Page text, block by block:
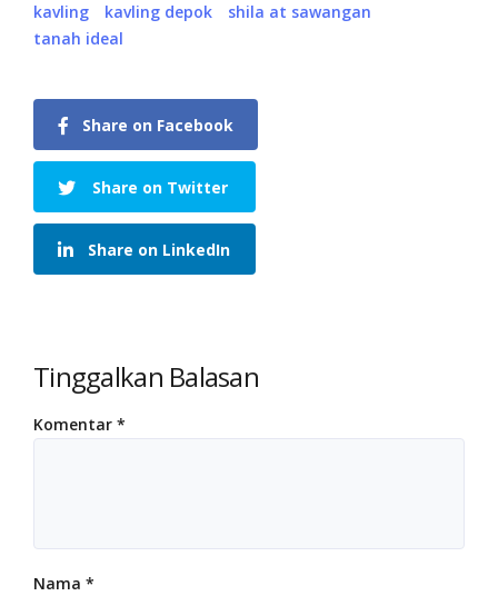
kavling
kavling depok
shila at sawangan
tanah ideal
Share on Facebook
Share on Twitter
Share on LinkedIn
Tinggalkan Balasan
Komentar *
Nama *